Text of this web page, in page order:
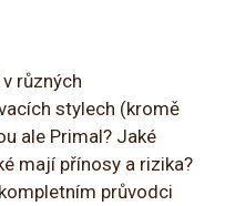
různých
stylech (kromě
ale Primal? Jaké
mají přínosy a rizika?
průvodci